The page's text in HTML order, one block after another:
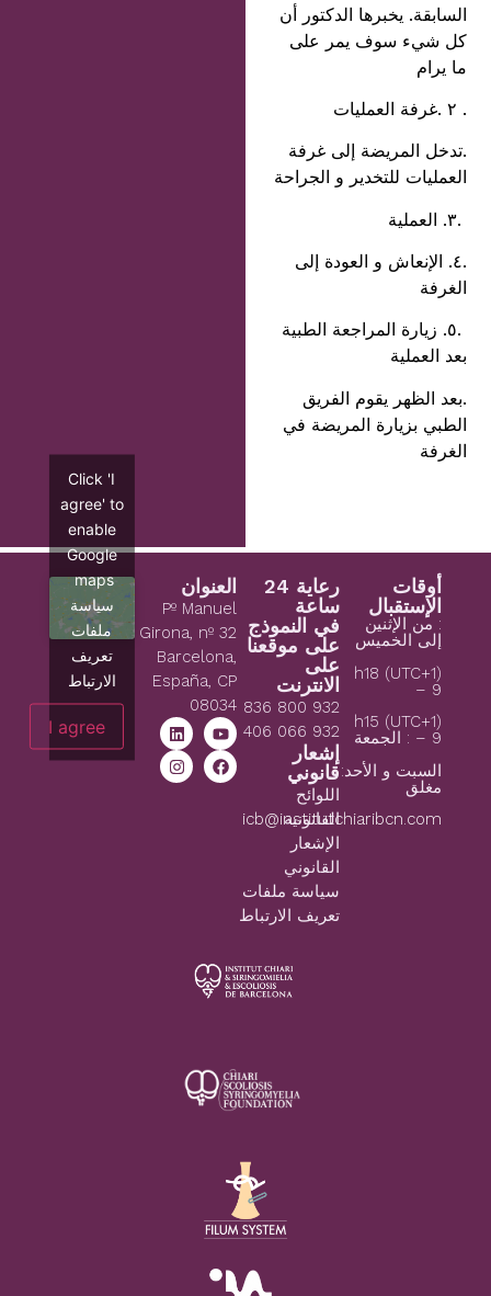
السابقة. يخبرها الدكتور أن
كل شيء سوف يمر على
ما يرام
. ٢ .غرفة العمليات
.تدخل المريضة إلى غرفة
العمليات للتخدير و الجراحة
.٣. العملية
.٤. الإنعاش و العودة إلى
الغرفة
.٥. زيارة المراجعة الطبية
بعد العملية
.بعد الظهر يقوم الفريق
الطبي بزيارة المريضة في
الغرفة
أوقات
الإستقبال
: من الإثنين
إلى الخميس
(1+UTC) h18
– 9
(1+UTC) h15
– 9 : الجمعة
السبت و الأحد:
مغلق
icb@institutchiaribcn.com
رعاية 24
ساعة
في النموذج
على موقعنا
على
الانترنت
932 800 836
932 066 406
إشعار
قانوني
اللوائح
القانونية
الإشعار
القانوني
سياسة ملفات
تعريف الارتباط
العنوان
Pº Manuel
Girona, nº 32
Barcelona,
España, CP
08034
Click 'I
agree' to
enable
Google
maps
سياسة
ملفات
تعريف
الارتباط
I agree